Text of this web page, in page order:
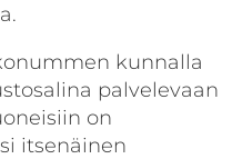
kunnalla
palvelevaan
on
itsenäinen